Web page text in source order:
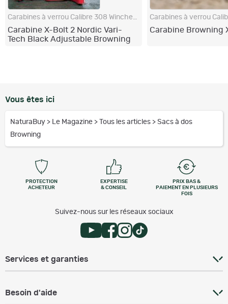
Carabines à verrou Calibre 308 Winchester
Carabine X-Bolt 2 Nordic Vari-
Tech Black Adjustable Browning
Carabine Browning
Vous êtes ici
NaturaBuy > Le Magazine > Tous les articles > Sacs à dos
Browning
PROTECTION
ACHETEUR
EXPERTISE
& CONSEIL
PRIX BAS &
PAIEMENT EN PLUSIEURS
FOIS
Suivez-nous sur les réseaux sociaux
Services et garanties
Besoin d'aide